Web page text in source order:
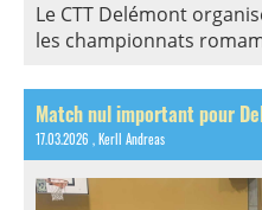
Le CTT Delémont
les championnats
Match nul important pour
17.03.2026 , Kerll Andreas